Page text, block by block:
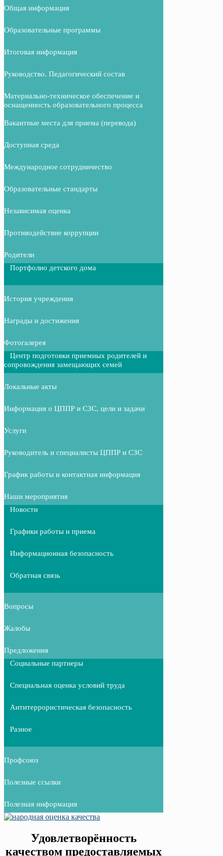
Общая информация
Образовательные программы
Итоговая информация
Руководство. Педагогический состав
Материально-техническое обеспечение и
оснащенность образовательного процесса
Вакантные места для приема (перевода)
Доступная среда
Международное сотрудничество
Образовательные стандарты
Независимая оценка
Противодействие коррупции
Родители
Портфолио детского дома
История учреждения
Награды и достижения
Фотогалерея
Центр подготовки приемных родителей и
сопровождения замещающих семей
Локальные акты
Информация о ЦППР и СЗС, цели и задачи
Услуги
Руководитель и специалисты ЦППР и СЗС
График работы и контактная информация
Наши мероприятия
Новости
Графики работы и приема
Информационная безопасность
Обратная связь
Вопросы
Жалобы
Предложения
Социальные партнеры
Специальная оценка условий труда
Антитеррористическая безопасность
Разное
Профсоюз
Полезные ссылки
Полезная информация
Удовлетворённость
качеством предоставляемых